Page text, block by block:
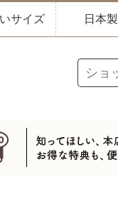
サイズ 日本製